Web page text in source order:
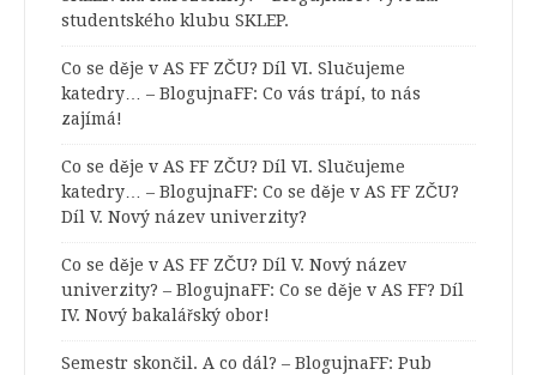
studentského klubu SKLEP.
Co se děje v AS FF ZČU? Díl VI. Slučujeme
katedry… – BlogujnaFF: Co vás trápí, to nás
zajímá!
Co se děje v AS FF ZČU? Díl VI. Slučujeme
katedry… – BlogujnaFF: Co se děje v AS FF ZČU?
Díl V. Nový název univerzity?
Co se děje v AS FF ZČU? Díl V. Nový název
univerzity? – BlogujnaFF: Co se děje v AS FF? Díl
IV. Nový bakalářský obor!
Semestr skončil. A co dál? – BlogujnaFF: Pub